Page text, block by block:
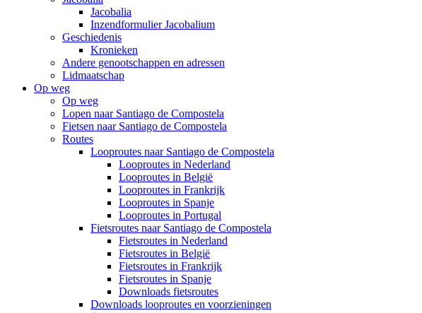
Jacobalia
Inzendformulier Jacobalium
Geschiedenis
Kronieken
Andere genootschappen en adressen
Lidmaatschap
Op weg
Op weg
Lopen naar Santiago de Compostela
Fietsen naar Santiago de Compostela
Routes
Looproutes naar Santiago de Compostela
Looproutes in Nederland
Looproutes in België
Looproutes in Frankrijk
Looproutes in Spanje
Looproutes in Portugal
Fietsroutes naar Santiago de Compostela
Fietsroutes in Nederland
Fietsroutes in België
Fietsroutes in Frankrijk
Fietsroutes in Spanje
Downloads fietsroutes
Downloads looproutes en voorzieningen